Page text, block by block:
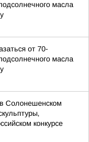
масла
от 70-
масла
Солонешенском
конкурсе